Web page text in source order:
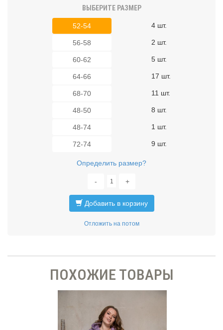
ВЫБЕРИТЕ РАЗМЕР
52-54 4 шт.
56-58 2 шт.
60-62 5 шт.
64-66 17 шт.
68-70 11 шт.
48-50 8 шт.
48-74 1 шт.
72-74 9 шт.
Определить размер?
- +
Добавить в корзину
Отложить на потом
ПОХОЖИЕ ТОВАРЫ